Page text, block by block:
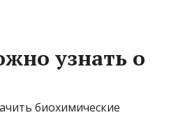
узнать о
биохимические